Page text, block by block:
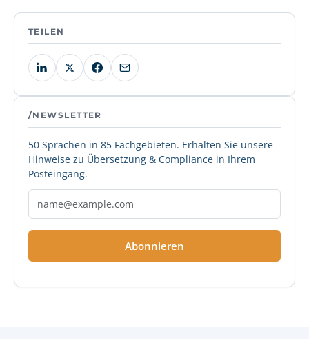
TEILEN
/NEWSLETTER
50 Sprachen in 85 Fachgebieten. Erhalten Sie unsere
Hinweise zu Übersetzung & Compliance in Ihrem
Posteingang.
Abonnieren